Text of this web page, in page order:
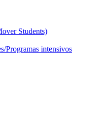
Students)
Programas intensivos